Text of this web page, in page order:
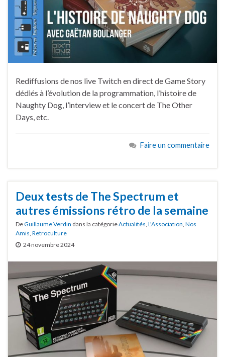
Rediffusions de nos live Twitch en direct de Game Story
dédiés à l’évolution de la programmation, l’histoire de
Naughty Dog, l’interview et le concert de The Other
Days, etc.
Faire un commentaire
Deux tests de The Spectrum et
autres émissions rétro de la semaine
DeGuillaume Verdin dans la catégorieActualités L'Association Nos
Amis Retroculture
24 novembre 2024